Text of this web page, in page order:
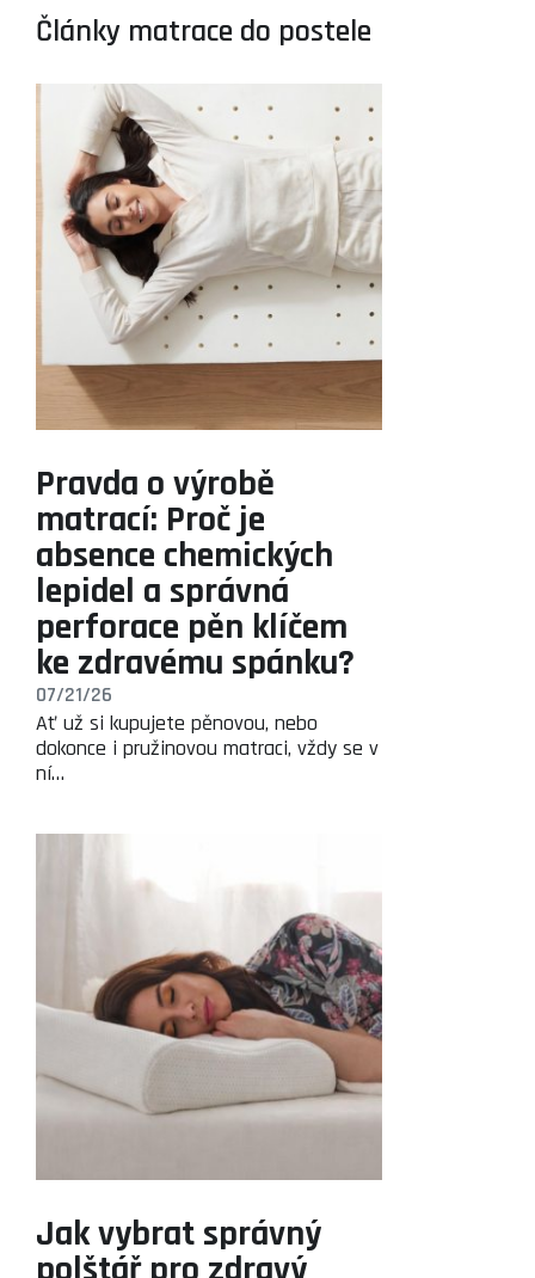
Články matrace do postele
Pravda o výrobě
matrací: Proč je
absence chemických
lepidel a správná
perforace pěn klíčem
ke zdravému spánku?
07/21/26
Ať už si kupujete pěnovou, nebo
dokonce i pružinovou matraci, vždy se v
ní…
Jak vybrat správný